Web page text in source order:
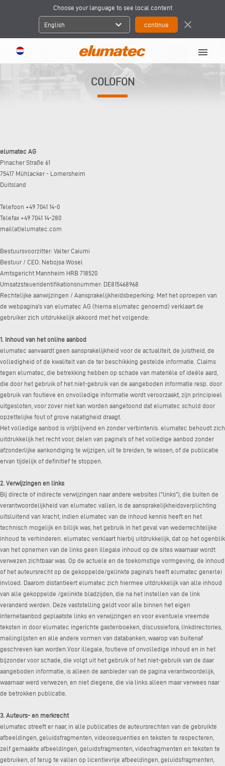
Choose your language to see local content
English expand_more close
menu
COLOFON
elumatec AG
Pinacher Straße 61
75417 Mühlacker - Lomersheim
Duitsland
Telefoon +49 7041 14-0
Telefax +49 7041 14-280
mail(at)elumatec.com
Bestuursvoorzitter: Valter Caiumi
Bestuur / CEO: Nebojsa Wosel
Amtsgericht Mannheim HRB 718520
Umsatzsteueridentifikationsnummer: DE815468968
Rechtelijke aanwijzingen / Aansprakelijkheidsbeperking: Met het oproepen van
de webpagina's van elumatec AG (hierna elumatec genoemd) verklaart de
gebruiker zich uitdrukkelijk akkoord met het volgende:
1. Inhoud van het online aanbod
elumatec aanvaardt geen aansprakelijkheid voor de actualiteit, de juistheid, de
volledigheid of de kwaliteit van de ter beschikking gestelde informatie. Claims
tegen elumatec, die betrekking hebben op schade van materiële of ideële aard,
die door het gebruik of het niet-gebruik van de aangeboden informatie resp. door
gebruik van foutieve en onvolledige informatie wordt veroorzaakt, zijn principieel
uitgesloten, voor zover niet kan worden aangetoond dat elumatec schuld door
opzettelijke fout of grove nalatigheid draagt.
Het volledige aanbod is vrijblijvend en zonder verbintenis. elumatec behoudt zich
uitdrukkelijk het recht voor, delen van pagina's of het volledige aanbod zonder
afzonderlijke aankondiging te wijzigen, uit te breiden, te wissen, of de publicatie
ervan tijdelijk of definitief te stoppen.
2. Verwijzingen en links
Bij directe of indirecte verwijzingen naar andere websites ("links"), die buiten de
verantwoordelijkheid van elumatec vallen, is de aansprakelijkheidsverplichting
uitsluitend van kracht, indien elumatec van de inhoud kennis heeft en het
technisch mogelijk en billijk was, het gebruik in het geval van wederrechtelijke
inhoud te verhinderen. elumatec verklaart hierbij uitdrukkelijk, dat op het ogenblik
van het opnemen van de links geen illegale inhoud op de sites waarnaar wordt
verwezen zichtbaar was. Op de actuele en de toekomstige vormgeving, de inhoud
of het auteursrecht op de gekoppelde/gelinkte pagina's heeft elumatec generlei
invloed. Daarom distantieert elumatec zich hiermee uitdrukkelijk van alle inhoud
van alle gekoppelde /gelinkte bladzijden, die na het instellen van de link
veranderd werden. Deze vaststelling geldt voor alle binnen het eigen
internetaanbod geplaatste links en verwijzingen en voor eventuele vreemde
teksten in door elumatec ingerichte gastenboeken, discussiefora, linkdirectories,
mailinglijsten en alle andere vormen van databanken, waarop van buitenaf
geschreven kan worden.Voor illegale, foutieve of onvolledige inhoud en in het
bijzonder voor schade, die volgt uit het gebruik of het niet-gebruik van de daar
aangeboden informatie, is alleen de aanbieder van de pagina verantwoordelijk,
waarnaar werd verwezen, en niet diegene, die via links alleen maar verwees naar
de betrokken publicatie.
3. Auteurs- en merkrecht
elumatec streeft er naar, in alle publicaties de auteursrechten van de gebruikte
afbeeldingen, geluidsfragmenten, videosequenties en teksten te respecteren,
zelf gemaakte afbeeldingen, geluidsfragmenten, videofragmenten en teksten te
gebruiken, of terug te vallen op licentievrije afbeeldingen, geluidsfragmenten,